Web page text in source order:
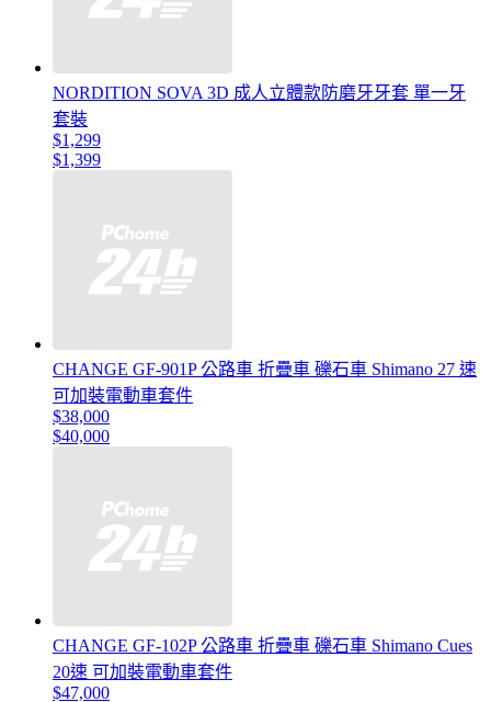
NORDITION SOVA 3D 成人立體款防磨牙牙套 單一牙
套裝
$1,299
$1,399
CHANGE GF-901P 公路車 折疊車 礫石車 Shimano 27 速
可加裝電動車套件
$38,000
$40,000
CHANGE GF-102P 公路車 折疊車 礫石車 Shimano Cues
20速 可加裝電動車套件
$47,000